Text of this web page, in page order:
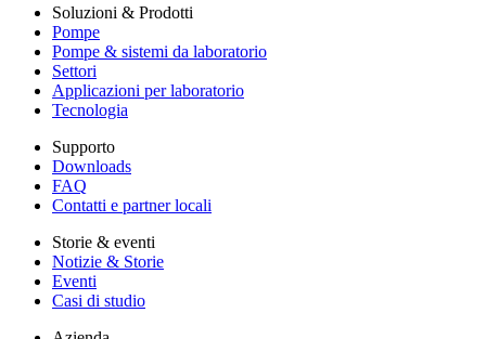
Soluzioni & Prodotti
Pompe
Pompe & sistemi da laboratorio
Settori
Applicazioni per laboratorio
Tecnologia
Supporto
Downloads
FAQ
Contatti e partner locali
Storie & eventi
Notizie & Storie
Eventi
Casi di studio